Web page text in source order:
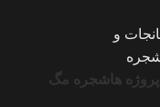
پروژه ها شجره مگ